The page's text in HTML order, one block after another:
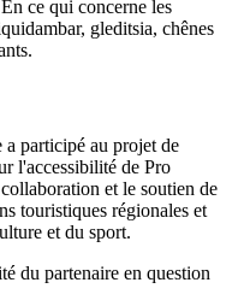
ce qui concerne les
gleditsia, chênes
participé au projet de
l'accessibilité de Pro
et le soutien de
touristiques régionales et
et du sport.
du partenaire en question